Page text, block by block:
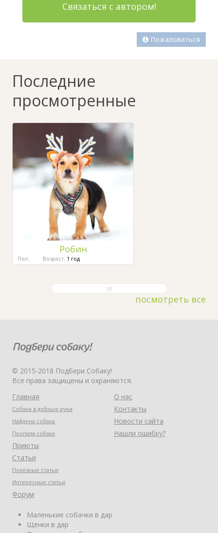
Связаться с автором!
Пожаловаться
Последние
просмотренные
Робин
Пол: Возраст: 1 год
посмотреть все
© 2015-2018 Подбери Собаку!
Все права защищены и охраняются.
Главная
Собаки в добрые руки
Найдена собака
Пропала собака
Приюты
Статьи
Полезные статьи
Интересные статьи
Форум
О нас
Контакты
Новости сайта
Нашли ошибку?
Маленькие собачки в дар
Щенки в дар